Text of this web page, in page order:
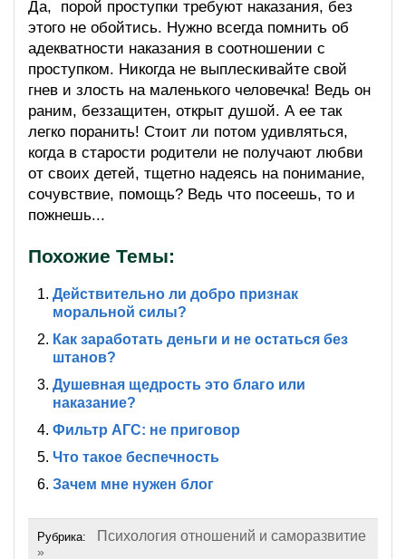
Да, порой проступки требуют наказания, без
этого не обойтись. Нужно всегда помнить об
адекватности наказания в соотношении с
проступком. Никогда не выплескивайте свой
гнев и злость на маленького человечка! Ведь он
раним, беззащитен, открыт душой. А ее так
легко поранить! Стоит ли потом удивляться,
когда в старости родители не получают любви
от своих детей, тщетно надеясь на понимание,
сочувствие, помощь? Ведь что посеешь, то и
пожнешь...
Похожие Темы:
Действительно ли добро признак
моральной силы?
Как заработать деньги и не остаться без
штанов?
Душевная щедрость это благо или
наказание?
Фильтр АГС: не приговор
Что такое беспечность
Зачем мне нужен блог
Рубрика: Психология отношений и саморазвитие
»